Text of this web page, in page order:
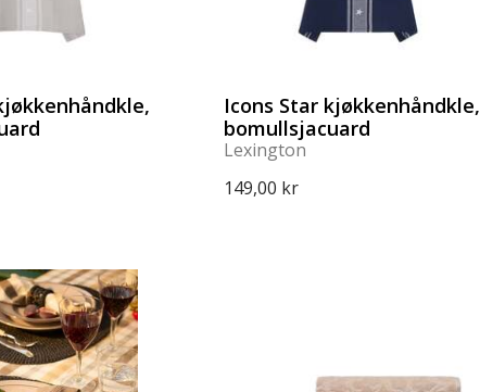
Icons Star kjøkkenhåndkle,
bomullsjacuard
Lexington
149,00 kr